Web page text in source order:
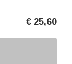
€ 25,60